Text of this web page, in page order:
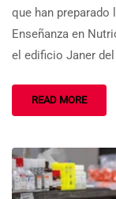
que han
Enseñanza en
el edificio Janer
READ MORE